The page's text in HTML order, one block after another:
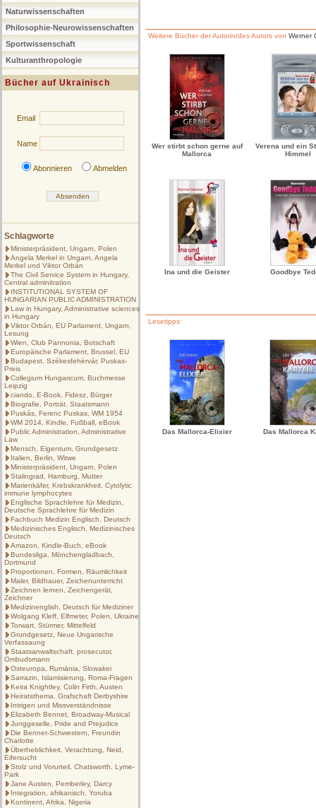
Naturwissenschaften
Philosophie-Neurowissenschaften
Sportwissenschaft
Kulturanthropologie
Bücher auf Ukrainisch
Email
Name
Abonnieren Abmelden
Schlagworte
Ministerpräsident, Ungarn, Polen
Angela Merkel in Ungarn, Angela
Merkel und Viktor Orbán
The Civil Service System in Hungary,
Central adminitration
INSTITUTIONAL SYSTEM OF
HUNGARIAN PUBLIC ADMINISTRATION
Law in Hungary, Administrative sciences
in Hungary
Viktor Orbán, EU Parlament, Ungarn,
Lesung
Wien, Club Pannonia, Botschaft
Europäische Parlament, Brussel, EU
Budapest, Székesfehérvár, Puskas-
Preis
Collegium Hungaricum, Buchmesse
Leipzig
ciando, E-Book, Fidesz, Bürger
Biografie, Porträt, Staatsmann
Puskás, Ferenc Puskas, WM 1954
WM 2014, Kindle, Fußball, eBook
Public Administration, Administrative
Law
Mensch, Eigentum, Grundgesetz
Italien, Berlin, Witwe
Ministerpräsident, Ungarn, Polen
Stalingrad, Hamburg, Mutter
Marienkäfer, Krebskrankheit, Cytolytic
immune lymphocytes
Englische Sprachlehre für Medizin,
Deutsche Sprachlehre für Medizin
Fachbuch Medizin Englisch, Deutsch
Medizinisches Englisch, Medizinisches
Deutsch
Amazon, Kindle-Buch, eBook
Bundesliga, Mönchengladbach,
Dortmund
Proportionen, Formen, Räumlichkeit
Maler, Bildhauer, Zeichenunterricht
Zeichnen lernen, Zeichengerät,
Zeichner
Medizinenglish, Deutsch für Mediziner
Wolgang Kleff, Elfmeter, Polen, Ukraine
Torwart, Stürmer, Mittelfeld
Grundgesetz, Neue Ungarische
Verfassaung
Staatsanwaltschaft, prosecutor,
Ombudsmann
Osteuropa, Rumänia, Slowakei
Sarrazin, Islamisierung, Roma-Fragen
Keira Knightley, Colin Firth, Austen
Heiratsthema, Grafschaft Derbyshire
Intrigen und Missverständnisse
Elizabeth Bennet, Broadway-Musical
Junggeselle, Pride and Prejudice
Die Bennet-Schwestern, Freundin
Charlotte
Überheblichkeit, Verachtung, Neid,
Eifersucht
Stolz und Vorurteil, Chatsworth, Lyme-
Park
Jane Austen, Pemberley, Darcy
Integration, afrikanisch, Yoruba
Kontinent, Afrika, Nigeria
Weitere Bücher der Autorin/des Autors von Werner
Wer stirbt schon gerne auf
Mallorca
Verena und ein
Himmel
Ina und die Geister Goodbye
Lesetipps:
Das Mallorca-Elixier Das Mallorca